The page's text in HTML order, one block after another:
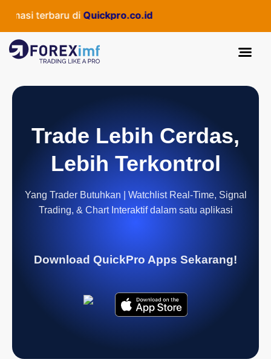
terbaru diQuickpro.co.id
Trade Lebih Cerdas,
Lebih Terkontrol
Yang Trader Butuhkan | Watchlist Real-Time, Signal
Trading, & Chart Interaktif dalam satu aplikasi
Download QuickPro Apps Sekarang!